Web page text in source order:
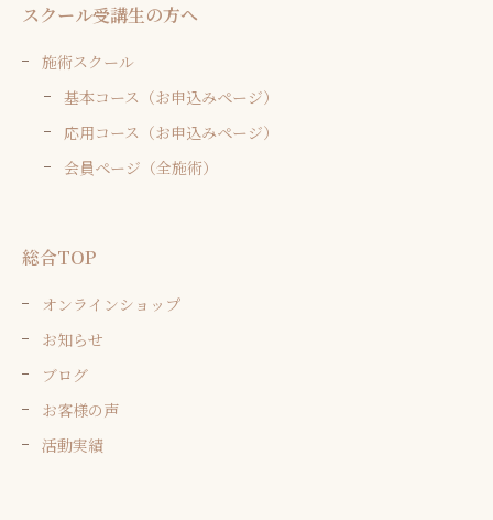
スクール受講生の方へ
施術スクール
基本コース（お申込みページ）
応用コース（お申込みページ）
会員ページ（全施術）
総合TOP
オンラインショップ
お知らせ
ブログ
お客様の声
活動実績